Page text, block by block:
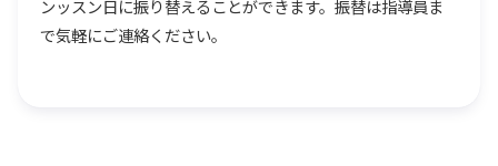
ンッスン日に振り替えることができます。振替は指導員ま
で気軽にご連絡ください。